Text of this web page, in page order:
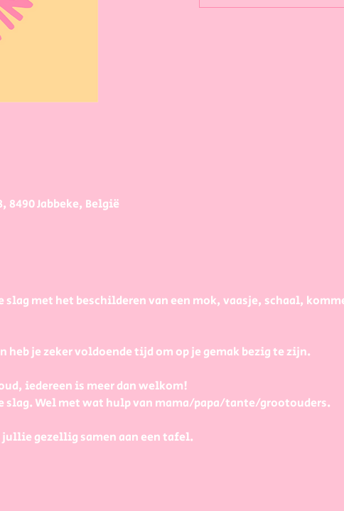
8490 Jabbeke, België
slag met het beschilderen van een mok, vaasje, schaal,
heb je zeker voldoende tijd om op je gemak bezig te zijn.
iedereen is meer dan welkom!
slag. Wel met wat hulp van mama/papa/tante/grootouders.
gezellig samen aan een tafel.